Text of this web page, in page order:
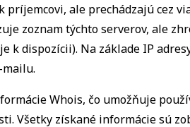
ale prechádzajú cez
zoznam týchto serverov, ale
k dispozícii). Na základe IP
Whois, čo umožňuje
Všetky získané informácie sú